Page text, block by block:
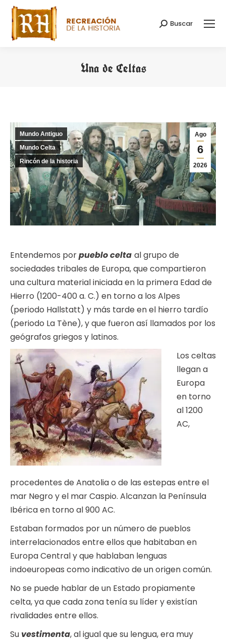
Buscar:
Buscar
Una de Celtas
Ago
6
2026
Mundo Antiguo
Mundo Celta
Rincón de la historia
Entendemos porpueblo celta al grupo de
sociedades tribales de Europa, que compartieron
una cultura material iniciada en la primera Edad de
Hierro (1200-400 a. C.) en torno a los Alpes
(periodo Hallstatt) y más tarde en el hierro tardío
(periodo La Tène), y que fueron así llamados por los
geógrafos griegos y latinos.
Los celtas
llegan a
Europa
en torno
al 1200
AC,
procedentes de Anatolia o de las estepas entre el
mar Negro y el mar Caspio. Alcanzan la Península
Ibérica en torno al 900 AC.
Estaban formados por un número de pueblos
interrelacionados entre ellos que habitaban en
Europa Central y que hablaban lenguas
indoeuropeas como indicativo de un origen común.
No se puede hablar de un Estado propiamente
celta, ya que cada zona tenía su líder y existían
rivalidades entre ellos.
Su vestimenta, al igual que su lengua, era muy